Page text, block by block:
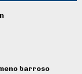
barroso